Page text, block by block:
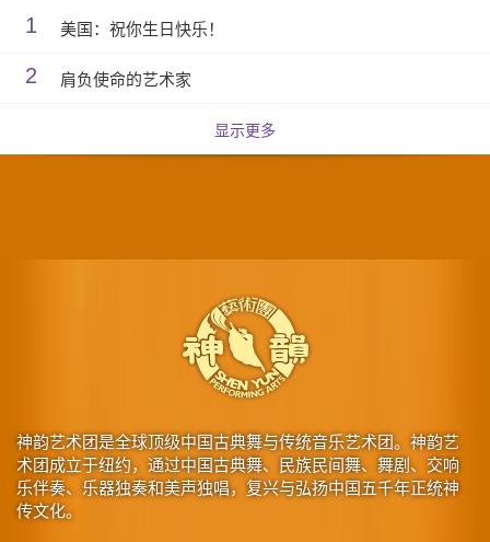
1 美国：祝你生日快乐！
2 肩负使命的艺术家
显示更多
神韵艺术团是全球顶级中国古典舞与传统音乐艺术团。神韵艺
术团成立于纽约，通过中国古典舞、民族民间舞、舞剧、交响
乐伴奏、乐器独奏和美声独唱，复兴与弘扬中国五千年正统神
传文化。